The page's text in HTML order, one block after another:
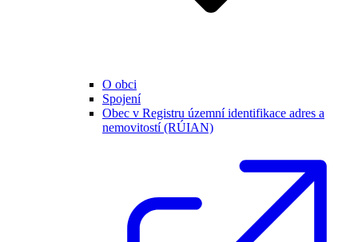
O obci
Spojení
Obec v Registru územní identifikace adres a
nemovitostí (RÚIAN)